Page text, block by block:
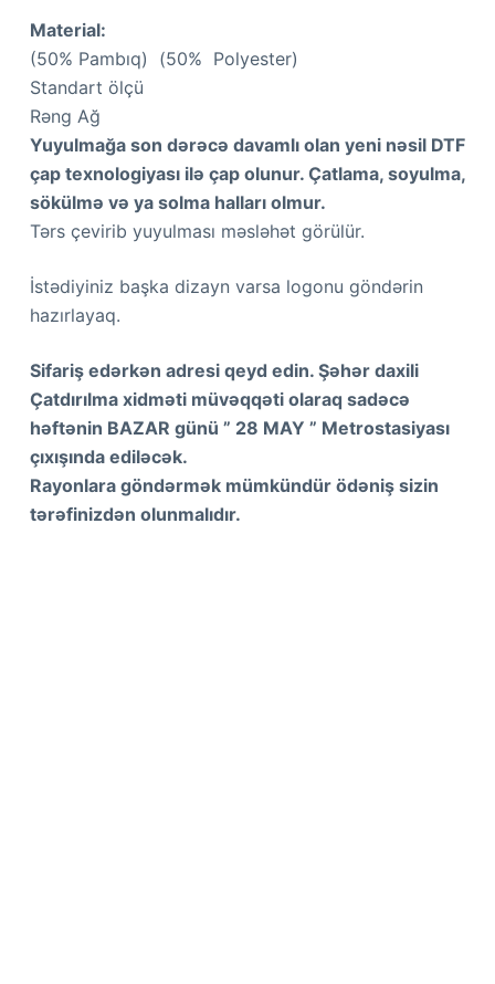
Material:
(50% Pambıq) (50% Polyester)
Standart ölçü
Rəng Ağ
Yuyulmağa son dərəcə davamlı olan yeni nəsil DTF
çap texnologiyası ilə çap olunur. Çatlama, soyulma,
sökülmə və ya solma halları olmur.
Tərs çevirib yuyulması məsləhət görülür.
İstədiyiniz başka dizayn varsa logonu göndərin
hazırlayaq.
Sifariş edərkən adresi qeyd edin. Şəhər daxili
Çatdırılma xidməti müvəqqəti olaraq sadəcə
həftənin BAZAR günü ” 28 MAY ” Metrostasiyası
çıxışında ediləcək.
Rayonlara göndərmək mümkündür ödəniş sizin
tərəfinizdən olunmalıdır.